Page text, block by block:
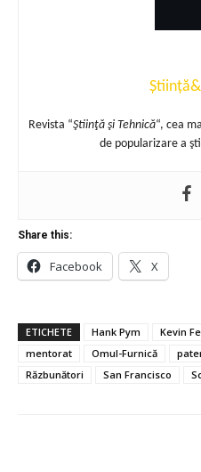
Revista “Ştiinţă şi Tehnică“, cea
de popularizare a
Share this:
Facebook X
ETICHETE Hank Pym Kevin
mentorat
Omul-Furnică
Răzbunători
San Francisco